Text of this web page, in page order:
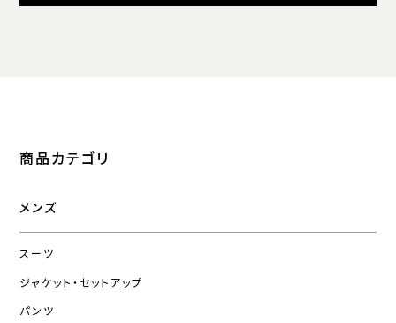
商品カテゴリ
メンズ
スーツ
ジャケット・セットアップ
パンツ